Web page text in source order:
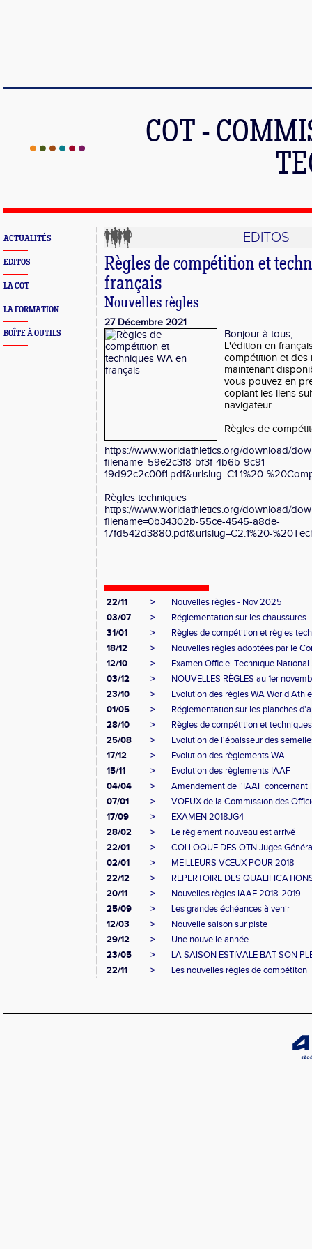
COT -
ACTUALITÉS
EDITOS
LA COT
LA FORMATION
BOÎTE À OUTILS
EDITOS
Règles de compétition et
français
Nouvelles règles
27 Décembre 2021
Bonjour à tous,
L'édition en
compétition et des
maintenant
vous pouvez en
copiant les liens
navigateur
Règles de
https://www.worldathletics.org/download/
filename=59e2c3f8-bf3f-4b6b-9c91-
19d92c2c00f1.pdf&urlslug=C1.1%20-
Règles techniques
https://www.worldathletics.org/download/
filename=0b34302b-55ce-4545-a8de-
17fd542d3880.pdf&urlslug=C2.1%20-
22/11 >
Nouvelles règles - Nov 2025
03/07
>
Réglementation sur les chaussures
31/01
>
Règles de compétition et règles
18/12
>
Nouvelles règles adoptées par le
12/10
>
Examen Officiel Technique
03/12
>
NOUVELLES RÈGLES au 1er
23/10
>
Evolution des règles WA World
01/05
>
Réglementation sur les planches
28/10
>
Règles de compétition et
25/08
>
Evolution de l'épaisseur des
17/12
>
Evolution des règlements WA
15/11
>
Evolution des règlements IAAF
04/04
>
Amendement de l'IAAF concernant
07/01
>
VOEUX de la Commission des
17/09
>
EXAMEN 2018JG4
28/02
>
Le règlement nouveau est arrivé
22/01
>
COLLOQUE DES OTN Juges
02/01
>
MEILLEURS VŒUX POUR 2018
22/12
>
REPERTOIRE DES
20/11
>
Nouvelles règles IAAF 2018-2019
25/09
>
Les grandes échéances à venir
12/03
>
Nouvelle saison sur piste
29/12
>
Une nouvelle année
23/05
>
LA SAISON ESTIVALE BAT SON
22/11
> Les nouvelles règles de compétiton